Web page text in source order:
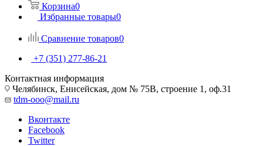
Корзина0
Избранные товары0
Сравнение товаров0
+7 (351) 277-86-21
Контактная информация
Челябинск, Енисейская, дом № 75В, строение 1, оф.31
tdm-ooo@mail.ru
Вконтакте
Facebook
Twitter